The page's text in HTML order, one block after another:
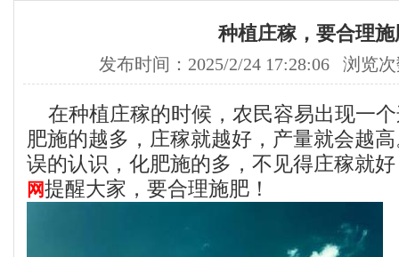
种植庄稼，要合理施
发布时间：2025/2/24 17:28:06 浏览
在种植庄稼的时候，农民容易出现一
肥施的越多，庄稼就越好，产量就会越
误的认识，化肥施的多，不见得庄稼就
网提醒大家，要合理施肥！